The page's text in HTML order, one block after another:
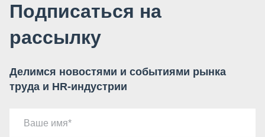
Подписаться на
рассылку
Делимся новостями и событиями рынка
труда и HR-индустрии
Ваше имя